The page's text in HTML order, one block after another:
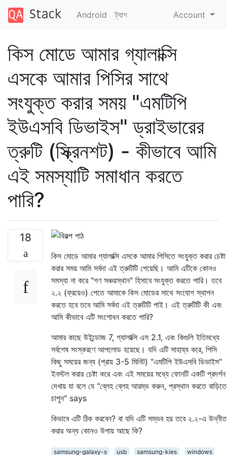
Android ট্যাগ Account
কিস মোডে আমার গ্যালাক্সি
এসকে আমার পিসির সাথে
সংযুক্ত করার সময় "এমটিপি
ইউএসবি ডিভাইস" ড্রাইভারের
ত্রুটি (স্ক্রিনশট) - কীভাবে আমি
এই সমস্যাটি সমাধান করতে
পারি?
18
কিস মোডে আমার গ্যালাক্সি এসকে আমার পিসিতে সংযুক্ত করার চেষ্টা
করার সময় আমি সর্বদা এই ত্রুটিটি পেয়েছি। আমি এটিকে কোনও
সমস্যা না করে "গণ সঞ্চয়স্থান" হিসাবে সংযুক্ত করতে পারি। তবে
২.২ (ফ্রয়েও) পেতে আমাকে কিস মোডের সাথে সংযোগ স্থাপন
করতে হবে তবে আমি সর্বদা এই ত্রুটিটি পাই। এই ত্রুটিটি কী এবং
আমি কীভাবে এটি সংশোধন করতে পারি?
আমার কাছে উইন্ডোজ 7, ​​গ্যালাক্সি এস 2.1, এবং কিগুলি ইতিমধ্যে
সর্বশেষ সংস্করণে আপলোড হয়েছে। যদি এটি সাহায্য করে, পিসি
কিছু সময়ের জন্য (প্রায় 3-5 মিনিট) "এমটিপি ইউএসবি ডিভাইস"
ইনস্টল করার চেষ্টা করে এবং এই সময়ের মধ্যে ফোনটি একটি প্রদর্শন
দেখায় যা বলে যে "ব্লেহ ব্লেহ আরম্ভ করুন, প্রস্থান করতে বাড়িতে
চাপুন" says
কিভাবে এটি ঠিক করবেন? বা যদি এটি সম্ভব হয় তবে ২.২-এ উন্নীত
করার অন্য কোনও উপায় আছে কি?
samsung-galaxy-s usb samsung-kies
windows